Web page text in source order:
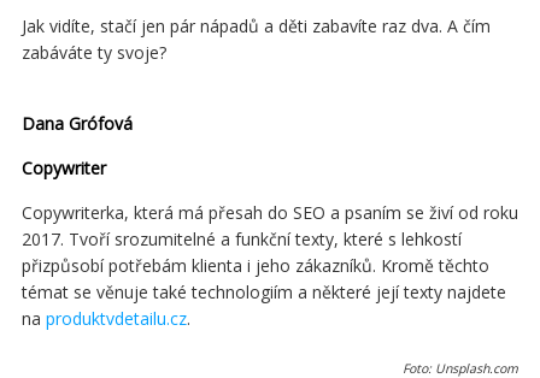
Jak vidíte, stačí jen pár nápadů a děti zabavíte raz dva. A čím
zabáváte ty svoje?
Dana Grófová
Copywriter
Copywriterka, která má přesah do SEO a psaním se živí od roku
2017. Tvoří srozumitelné a funkční texty, které s lehkostí
přizpůsobí potřebám klienta i jeho zákazníků. Kromě těchto
témat se věnuje také technologiím a některé její texty najdete
na produktvdetailu.cz.
Foto: Unsplash.com